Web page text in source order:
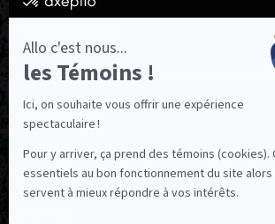
NOUS SUIVRE
Facebook
Instagram